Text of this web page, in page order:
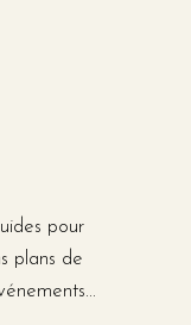
pour
plans de